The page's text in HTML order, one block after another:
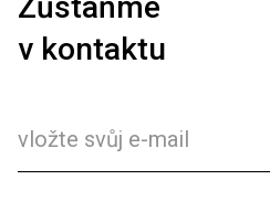
v kontaktu